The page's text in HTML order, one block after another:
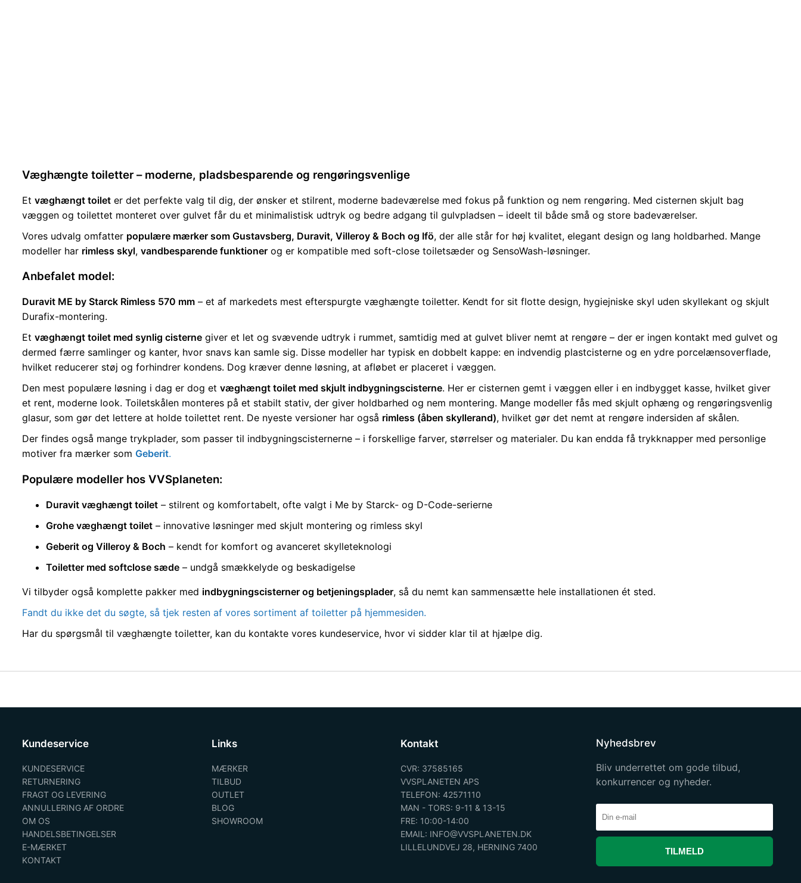
Væghængte toiletter – moderne, pladsbesparende og rengøringsvenlige
Et væghængt toilet er det perfekte valg til dig, der ønsker et stilrent, moderne badeværelse med fokus på funktion og nem rengøring. Med cisternen skjult bag
væggen og toilettet monteret over gulvet får du et minimalistisk udtryk og bedre adgang til gulvpladsen – ideelt til både små og store badeværelser.
Vores udvalg omfatter populære mærker som Gustavsberg, Duravit, Villeroy & Boch og Ifö, der alle står for høj kvalitet, elegant design og lang holdbarhed. Mange
modeller har rimless skyl, vandbesparende funktioner og er kompatible med soft-close toiletsæder og SensoWash-løsninger.
Anbefalet model:
Duravit ME by Starck Rimless 570 mm – et af markedets mest efterspurgte væghængte toiletter. Kendt for sit flotte design, hygiejniske skyl uden skyllekant og skjult
Durafix-montering.
Et væghængt toilet med synlig cisterne giver et let og svævende udtryk i rummet, samtidig med at gulvet bliver nemt at rengøre – der er ingen kontakt med gulvet og
dermed færre samlinger og kanter, hvor snavs kan samle sig. Disse modeller har typisk en dobbelt kappe: en indvendig plastcisterne og en ydre porcelænsoverflade,
hvilket reducerer støj og forhindrer kondens. Dog kræver denne løsning, at afløbet er placeret i væggen.
Den mest populære løsning i dag er dog et væghængt toilet med skjult indbygningscisterne. Her er cisternen gemt i væggen eller i en indbygget kasse, hvilket giver
et rent, moderne look. Toiletskålen monteres på et stabilt stativ, der giver holdbarhed og nem montering. Mange modeller fås med skjult ophæng og rengøringsvenlig
glasur, som gør det lettere at holde toilettet rent. De nyeste versioner har også rimless (åben skyllerand), hvilket gør det nemt at rengøre indersiden af skålen.
Der findes også mange trykplader, som passer til indbygningscisternerne – i forskellige farver, størrelser og materialer. Du kan endda få trykknapper med personlige
motiver fra mærker som Geberit.
Populære modeller hos VVSplaneten:
Duravit væghængt toilet – stilrent og komfortabelt, ofte valgt i Me by Starck- og D-Code-serierne
Grohe væghængt toilet – innovative løsninger med skjult montering og rimless skyl
Geberit og Villeroy & Boch – kendt for komfort og avanceret skylleteknologi
Toiletter med softclose sæde – undgå smækkelyde og beskadigelse
Vi tilbyder også komplette pakker med indbygningscisterner og betjeningsplader, så du nemt kan sammensætte hele installationen ét sted.
Fandt du ikke det du søgte, så tjek resten af vores sortiment af toiletter på hjemmesiden.
Har du spørgsmål til væghængte toiletter, kan du kontakte vores kundeservice, hvor vi sidder klar til at hjælpe dig.
Kundeservice
KUNDESERVICE
RETURNERING
FRAGT OG LEVERING
ANNULLERING AF ORDRE
OM OS
HANDELSBETINGELSER
E-MÆRKET
KONTAKT
Links
MÆRKER
TILBUD
OUTLET
BLOG
SHOWROOM
Kontakt
CVR: 37585165
VVSPLANETEN APS
TELEFON: 42571110
MAN - TORS: 9-11 & 13-15
FRE: 10:00-14:00
EMAIL: INFO@VVSPLANETEN.DK
LILLELUNDVEJ 28, HERNING 7400
Nyhedsbrev
Bliv underrettet om gode tilbud,
konkurrencer og nyheder.
TILMELD